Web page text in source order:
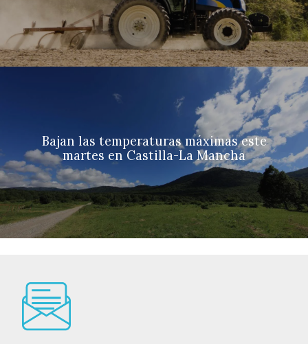
Bajan las temperaturas máximas este
martes en Castilla-La Mancha